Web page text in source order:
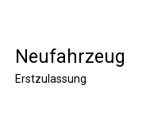
Neufahrzeug
Erstzulassung